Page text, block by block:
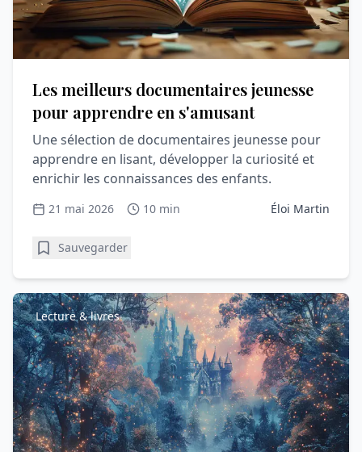
Les meilleurs documentaires jeunesse
pour apprendre en s'amusant
Une sélection de documentaires jeunesse pour
apprendre en lisant, développer la curiosité et
enrichir les connaissances des enfants.
21 mai 2026 10 min Éloi Martin
Sauvegarder
Lecture & livres